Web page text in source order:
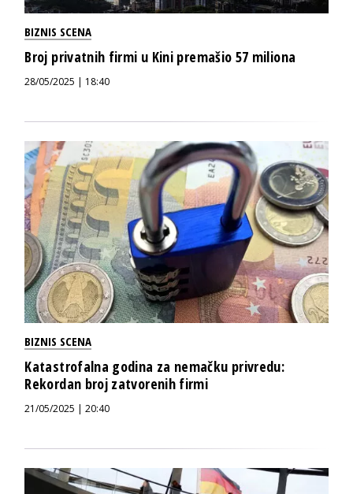
BIZNIS SCENA
Broj privatnih firmi u Kini premašio 57 miliona
28/05/2025 | 18:40
BIZNIS SCENA
Katastrofalna godina za nemačku privredu:
Rekordan broj zatvorenih firmi
21/05/2025 | 20:40